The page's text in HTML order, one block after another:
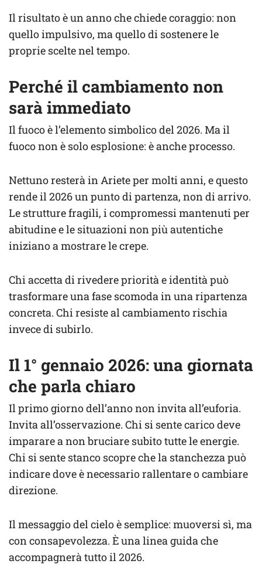
Il risultato è un anno che chiede coraggio: non
quello impulsivo, ma quello di sostenere le
proprie scelte nel tempo.
Perché il cambiamento non
sarà immediato
Il fuoco è l’elemento simbolico del 2026. Ma il
fuoco non è solo esplosione: è anche processo.
Nettuno resterà in Ariete per molti anni, e questo
rende il 2026 un punto di partenza, non di arrivo.
Le strutture fragili, i compromessi mantenuti per
abitudine e le situazioni non più autentiche
iniziano a mostrare le crepe.
Chi accetta di rivedere priorità e identità può
trasformare una fase scomoda in una ripartenza
concreta. Chi resiste al cambiamento rischia
invece di subirlo.
Il 1° gennaio 2026: una giornata
che parla chiaro
Il primo giorno dell’anno non invita all’euforia.
Invita all’osservazione. Chi si sente carico deve
imparare a non bruciare subito tutte le energie.
Chi si sente stanco scopre che la stanchezza può
indicare dove è necessario rallentare o cambiare
direzione.
Il messaggio del cielo è semplice: muoversi sì, ma
con consapevolezza. È una linea guida che
accompagnerà tutto il 2026.